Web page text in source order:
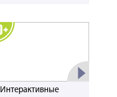
Интерактивные